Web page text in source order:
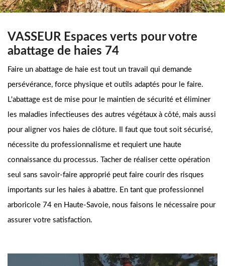
VASSEUR Espaces verts pour votre
abattage de haies 74
Faire un abattage de haie est tout un travail qui demande
persévérance, force physique et outils adaptés pour le faire.
L'abattage est de mise pour le maintien de sécurité et éliminer
les maladies infectieuses des autres végétaux à côté, mais aussi
pour aligner vos haies de clôture. Il faut que tout soit sécurisé,
nécessite du professionnalisme et requiert une haute
connaissance du processus. Tacher de réaliser cette opération
seul sans savoir-faire approprié peut faire courir des risques
importants sur les haies à abattre. En tant que professionnel
arboricole 74 en Haute-Savoie, nous faisons le nécessaire pour
assurer votre satisfaction.